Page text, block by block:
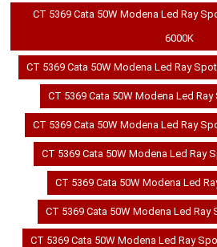
CT 5369 Cata 50W Modena Led Ray
6000K
CT 5369 Cata 50W Modena Led Ray
CT 5369 Cata 50W Modena Led Ray
CT 5369 Cata 50W Modena Led Ray
CT 5369 Cata 50W Modena Led Ray
CT 5369 Cata 50W Modena Led
CT 5369 Cata 50W Modena Led Ray
CT 5369 Cata 50W Modena Led Ray